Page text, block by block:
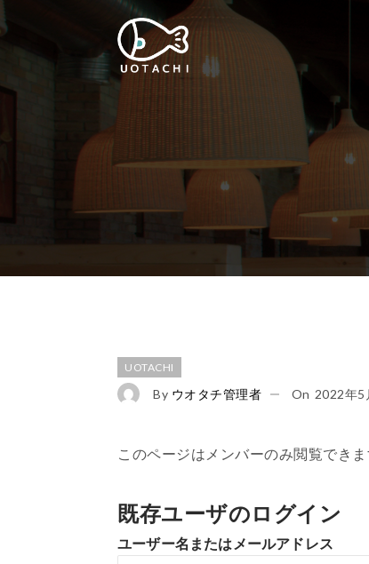
UOTACHI
By ウオタチ管理者 On 2022年5
このページはメンバーのみ閲覧でき
既存ユーザのログイン
ユーザー名またはメールアドレス